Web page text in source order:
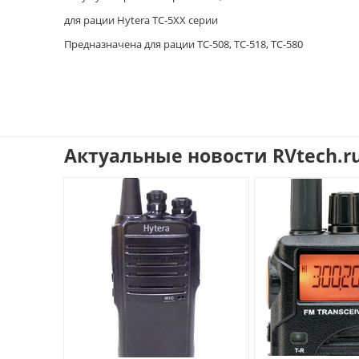
для рации Hytera TC-5XX серии
Предназначена для рации TC-508, TC-518, TC-580
Актуальные новости